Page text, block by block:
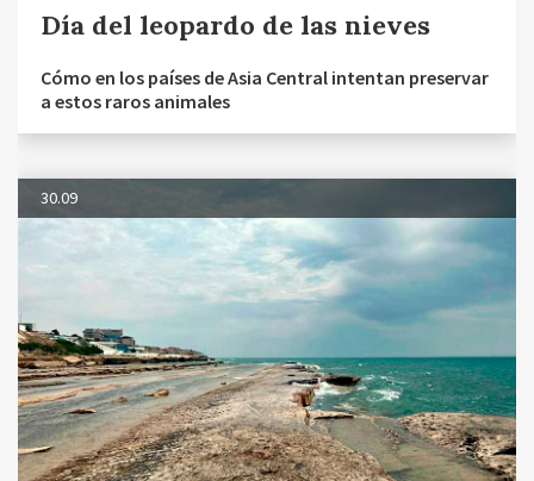
Día del leopardo de las nieves
Cómo en los países de Asia Central intentan preservar
a estos raros animales
30.09